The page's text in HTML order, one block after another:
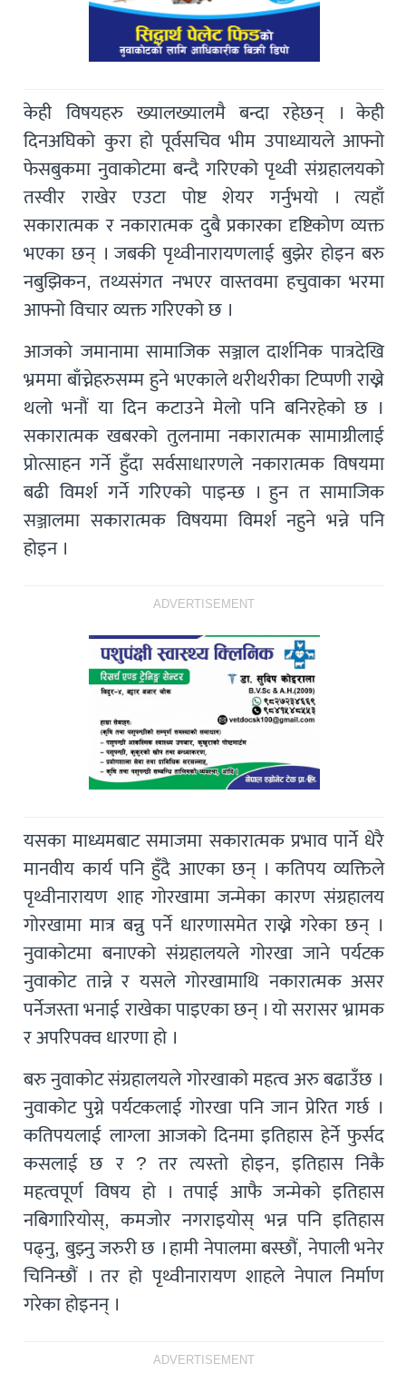
केही विषयहरु ख्यालख्यालमै बन्दा रहेछन् । केही
दिनअघिको कुरा हो पूर्वसचिव भीम उपाध्यायले आफ्नो
फेसबुकमा नुवाकोटमा बन्दै गरिएको पृथ्वी संग्रहालयको
तस्वीर राखेर एउटा पोष्ट शेयर गर्नुभयो । त्यहाँ
सकारात्मक र नकारात्मक दुबै प्रकारका दृष्टिकोण व्यक्त
भएका छन् । जबकी पृथ्वीनारायणलाई बुझेर होइन बरु
नबुझिकन, तथ्यसंगत नभएर वास्तवमा हचुवाका भरमा
आफ्नो विचार व्यक्त गरिएको छ ।
आजको जमानामा सामाजिक सञ्जाल दार्शनिक पात्रदेखि
भ्रममा बाँच्नेहरुसम्म हुने भएकाले थरीथरीका टिप्पणी राख्ने
थलो भनौं या दिन कटाउने मेलो पनि बनिरहेको छ ।
सकारात्मक खबरको तुलनामा नकारात्मक सामाग्रीलाई
प्रोत्साहन गर्ने हुँदा सर्वसाधारणले नकारात्मक विषयमा
बढी विमर्श गर्ने गरिएको पाइन्छ । हुन त सामाजिक
सञ्जालमा सकारात्मक विषयमा विमर्श नहुने भन्ने पनि
होइन ।
ADVERTISEMENT
यसका माध्यमबाट समाजमा सकारात्मक प्रभाव पार्ने धेरै
मानवीय कार्य पनि हुँदै आएका छन् । कतिपय व्यक्तिले
पृथ्वीनारायण शाह गोरखामा जन्मेका कारण संग्रहालय
गोरखामा मात्र बन्नु पर्ने धारणासमेत राख्ने गरेका छन् ।
नुवाकोटमा बनाएको संग्रहालयले गोरखा जाने पर्यटक
नुवाकोट तान्ने र यसले गोरखामाथि नकारात्मक असर
पर्नेजस्ता भनाई राखेका पाइएका छन् । यो सरासर भ्रामक
र अपरिपक्व धारणा हो ।
बरु नुवाकोट संग्रहालयले गोरखाको महत्व अरु बढाउँछ ।
नुवाकोट पुग्ने पर्यटकलाई गोरखा पनि जान प्रेरित गर्छ ।
कतिपयलाई लाग्ला आजको दिनमा इतिहास हेर्ने फुर्सद
कसलाई छ र ? तर त्यस्तो होइन, इतिहास निकै
महत्वपूर्ण विषय हो । तपाई आफै जन्मेको इतिहास
नबिगारियोस्, कमजोर नगराइयोस् भन्न पनि इतिहास
पढ्नु, बुझ्नु जरुरी छ । हामी नेपालमा बस्छौं, नेपाली भनेर
चिनिन्छौं । तर हो पृथ्वीनारायण शाहले नेपाल निर्माण
गरेका होइनन् ।
ADVERTISEMENT